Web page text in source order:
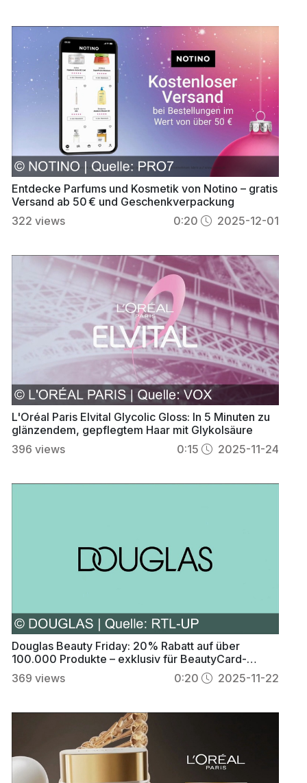
Entdecke Parfums und Kosmetik von Notino – gratis
Versand ab 50 € und Geschenkverpackung
322 views 0:20 2025-12-01
L'Oréal Paris Elvital Glycolic Gloss: In 5 Minuten zu
glänzendem, gepflegtem Haar mit Glykolsäure
396 views 0:15 2025-11-24
Douglas Beauty Friday: 20% Rabatt auf über
100.000 Produkte – exklusiv für BeautyCard-
Kunden
369 views 0:20 2025-11-22